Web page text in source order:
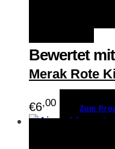
Bewertet mit
Merak Rote
€6,00 Zum